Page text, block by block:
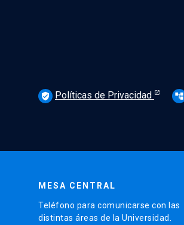
verified_user Políticas de Privacidad account_tree
MESA CENTRAL
Teléfono para comunicarse con las
distintas áreas de la Universidad.